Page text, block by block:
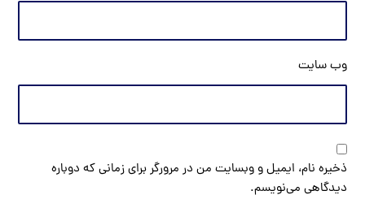
وب‌ سایت
ذخیره نام، ایمیل و وبسایت من در مرورگر برای زمانی که دوباره
دیدگاهی می‌نویسم.